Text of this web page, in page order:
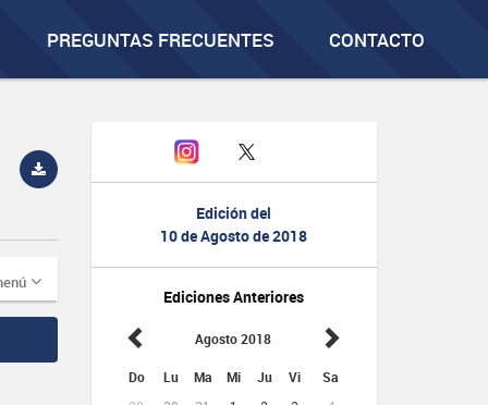
PREGUNTAS FRECUENTES CONTACTO
Edición del
10 de Agosto de 2018
Ediciones Anteriores
Agosto 2018
Do Lu Ma Mi Ju Vi Sa